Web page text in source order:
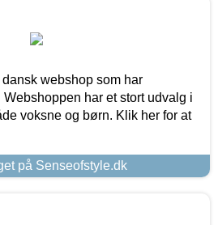
webshop som har
har et stort udvalg i
voksne og børn. Klik her for at
på Senseofstyle.dk